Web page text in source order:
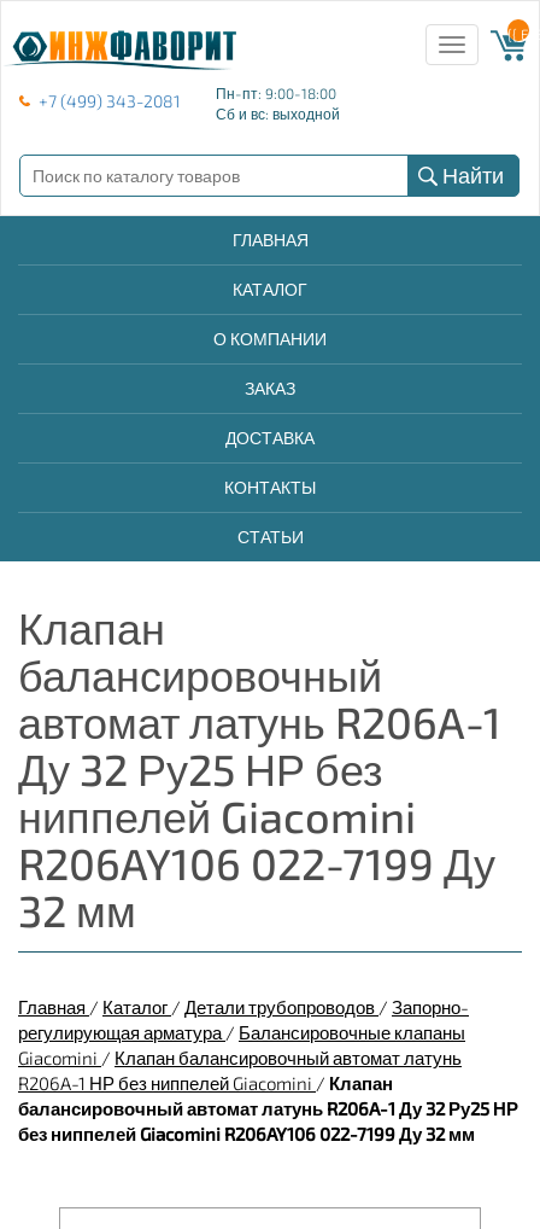
+7 (499) 343-2081
Пн-пт: 9:00-18:00
Сб и вс: выходной
Toggle
navigation
{{
Найти
ГЛАВНАЯ
КАТАЛОГ
О КОМПАНИИ
ЗАКАЗ
ДОСТАВКА
КОНТАКТЫ
СТАТЬИ
Клапан
балансировочный
автомат латунь R206A-1
Ду 32 Ру25 НР без
ниппелей Giacomini
R206AY106 022-7199 Ду
32 мм
Главная / Каталог / Детали трубопроводов / Запорно-
регулирующая арматура / Балансировочные клапаны
Giacomini / Клапан балансировочный автомат латунь
R206A-1 НР без ниппелей Giacomini / Клапан
балансировочный автомат латунь R206A-1 Ду 32 Ру25 НР
без ниппелей Giacomini R206AY106 022-7199 Ду 32 мм